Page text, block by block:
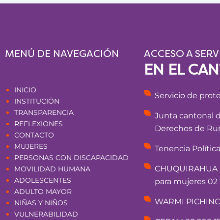
MENÚ DE NAVEGACIÓN
INICIO
INSTITUCIÓN
TRANSPARENCIA
REFLEXIONES
CONTACTO
MUJERES
PERSONAS CON DISCAPACIDAD
MOVILIDAD HUMANA
ADOLESCENTES
ADULTO MAYOR
NIÑAS Y NIÑOS
VULNERABILIDAD
ACCESO A
EN EL
Servicio de
Junta cantonal
Derechos de
Tenencia
para mujeres 02
WARMI